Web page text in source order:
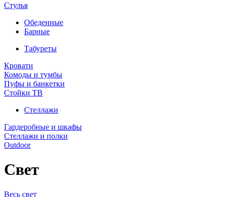
Стулья
Обеденные
Барные
Табуреты
Кровати
Комоды и тумбы
Пуфы и банкетки
Стойки ТВ
Стеллажи
Гардеробные и шкафы
Стеллажи и полки
Outdoor
Свет
Весь свет